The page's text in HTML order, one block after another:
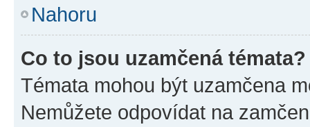
Nahoru
Co to jsou uzamčená témata?
Témata mohou být uzamčena
Nemůžete odpovídat na